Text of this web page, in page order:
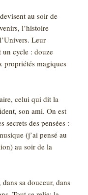
au soir de
l’histoire
Leur
un cycle : douze
propriétés magiques
celui qui dit la
son ami. On est
secrets des pensées :
(j’ai pensé au
au soir de la
sa douceur, dans